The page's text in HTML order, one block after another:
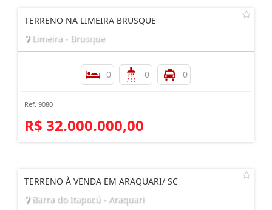
TERRENO NA LIMEIRA BRUSQUE
Limeira - Brusque
0 0 0
Ref. 9080
R$ 32.000.000,00
TERRENO À VENDA EM ARAQUARI/ SC
Barra do Itapocú - Araquari